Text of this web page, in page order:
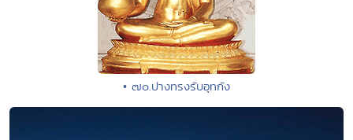
• ๗๐.ปางทรงรับอุทกัง